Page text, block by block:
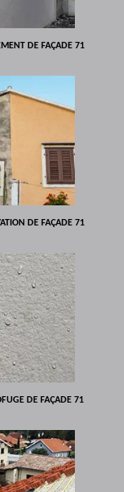
DE FAÇADE 71
DE FAÇADE 71
DE FAÇADE 71